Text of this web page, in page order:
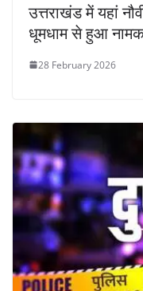
उत्तराखंड में यहां
धूमधाम से हुआ
28 February 2026